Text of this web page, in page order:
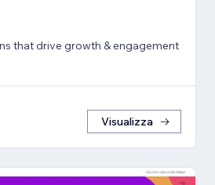
that drive growth & engagement
Visualizza